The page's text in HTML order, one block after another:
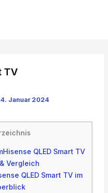
TV
Januar 2024
QLED Smart TV
Vergleich
QLED Smart TV im